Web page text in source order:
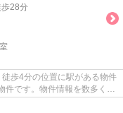
歩28分
歩4分の位置に駅がある物件
件です。物件情報を数多く取